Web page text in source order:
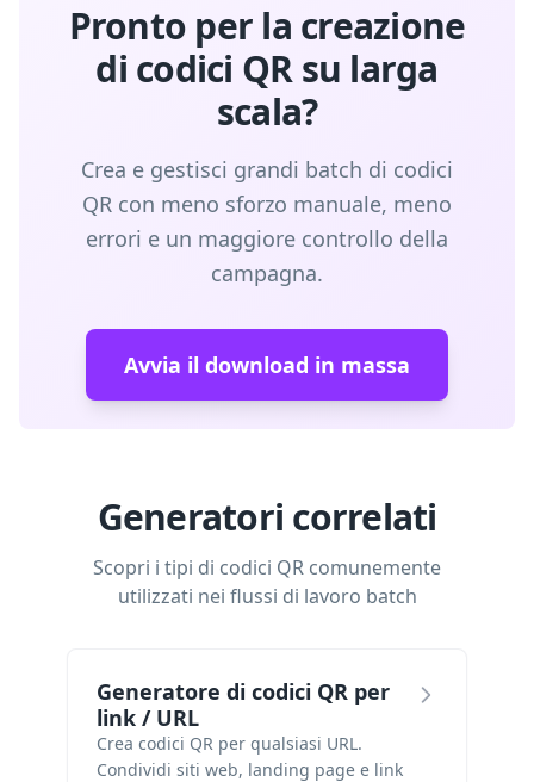
Pronto per la creazione
di codici QR su larga
scala?
Crea e gestisci grandi batch di codici
QR con meno sforzo manuale, meno
errori e un maggiore controllo della
campagna.
Avvia il download in massa
Generatori correlati
Scopri i tipi di codici QR comunemente
utilizzati nei flussi di lavoro batch
Generatore di codici QR per
link / URL
Crea codici QR per qualsiasi URL.
Condividi siti web, landing page e link